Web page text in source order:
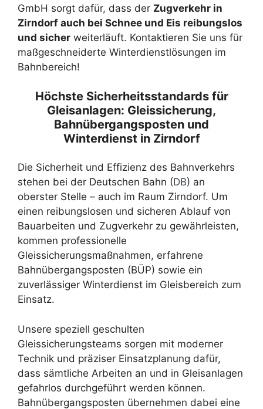
GmbH sorgt dafür, dass der Zugverkehr in
Zirndorf auch bei Schnee und Eis reibungslos
und sicher weiterläuft. Kontaktieren Sie uns für
maßgeschneiderte Winterdienstlösungen im
Bahnbereich!
Höchste Sicherheitsstandards für
Gleisanlagen: Gleissicherung,
Bahnübergangsposten und
Winterdienst in Zirndorf
Die Sicherheit und Effizienz des Bahnverkehrs
stehen bei der Deutschen Bahn (DB) an
oberster Stelle – auch im Raum Zirndorf. Um
einen reibungslosen und sicheren Ablauf von
Bauarbeiten und Zugverkehr zu gewährleisten,
kommen professionelle
Gleissicherungsmaßnahmen, erfahrene
Bahnübergangsposten (BÜP) sowie ein
zuverlässiger Winterdienst im Gleisbereich zum
Einsatz.
Unsere speziell geschulten
Gleissicherungsteams sorgen mit moderner
Technik und präziser Einsatzplanung dafür,
dass sämtliche Arbeiten an und in Gleisanlagen
gefahrlos durchgeführt werden können.
Bahnübergangsposten übernehmen dabei eine